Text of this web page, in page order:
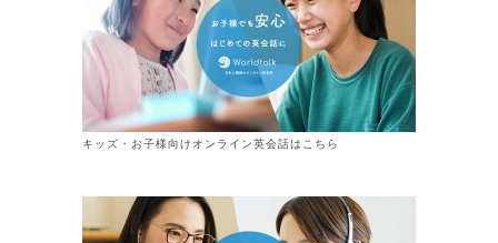
キッズ・お子様向けオンライン英会話はこちら